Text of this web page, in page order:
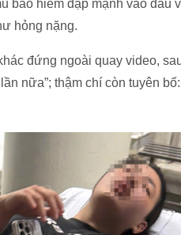
bảo hiểm đập mạnh vào đầu
hỏng nặng.
đứng ngoài quay video,
nữa”; thậm chí còn tuyên bố: